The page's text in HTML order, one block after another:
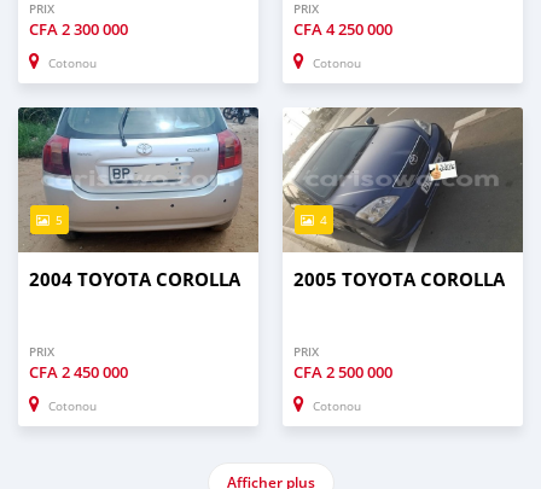
PRIX
CFA2 300 000
Cotonou
PRIX
CFA4 250 000
Cotonou
5
2004 TOYOTA COROLLA
PRIX
CFA2 450 000
Cotonou
4
2005 TOYOTA COROLLA
PRIX
CFA2 500 000
Cotonou
Afficher plus